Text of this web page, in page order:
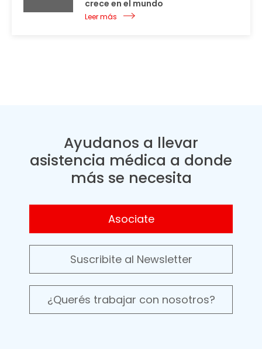
crece en el mundo
Leer más
Ayudanos a llevar
asistencia médica a donde
más se necesita
Asociate
Suscribite al Newsletter
¿Querés trabajar con nosotros?